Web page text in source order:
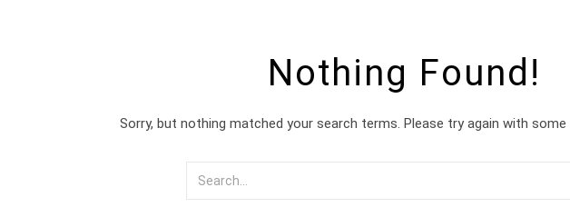
Nothing Found!
Sorry, but nothing matched your search terms. Please try again with